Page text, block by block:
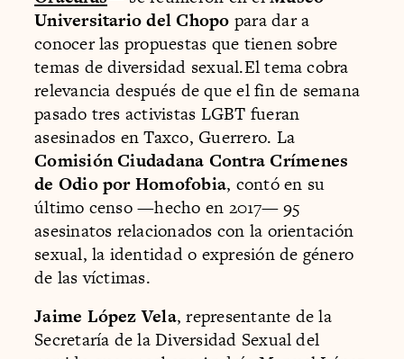
Universitario del Chopo para dar a
conocer las propuestas que tienen sobre
temas de diversidad sexual.El tema cobra
relevancia después de que el fin de semana
pasado tres activistas LGBT fueran
asesinados en Taxco, Guerrero. La
Comisión Ciudadana Contra Crímenes
de Odio por Homofobia, contó en su
último censo —hecho en 2017— 95
asesinatos relacionados con la orientación
sexual, la identidad o expresión de género
de las víctimas.
Jaime López Vela, representante de la
Secretaría de la Diversidad Sexual del